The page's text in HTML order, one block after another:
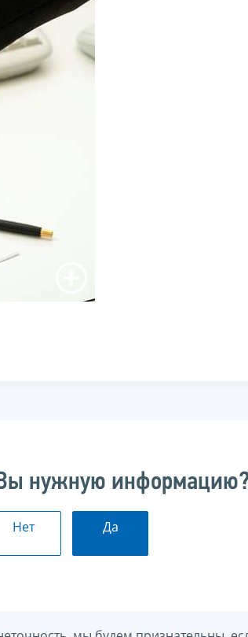
нужную
Нет Да